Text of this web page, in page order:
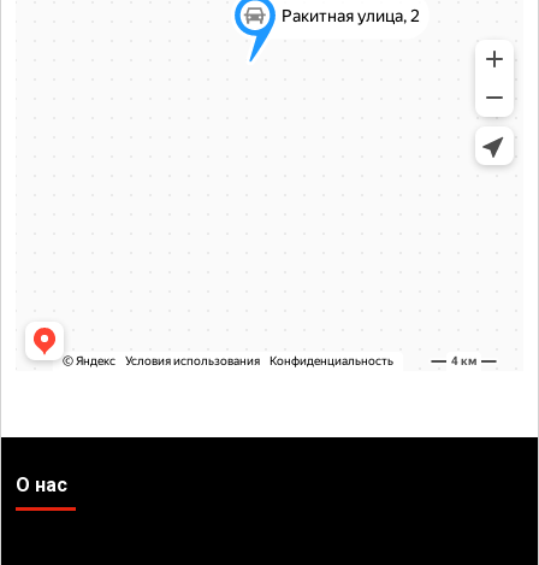
О нас